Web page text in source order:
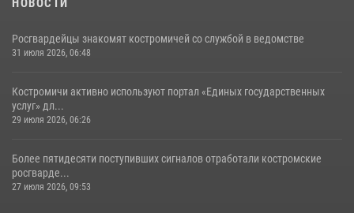
НОВОСТИ
Росгвардейцы знакомят костромичей со службой в ведомстве
31 июля 2026, 06:48
Костромичи активно используют портал «Единых государственных
услуг» дл...
29 июля 2026, 06:26
Более пятидесяти поступивших сигналов отработали костромские
росгварде...
27 июля 2026, 09:53